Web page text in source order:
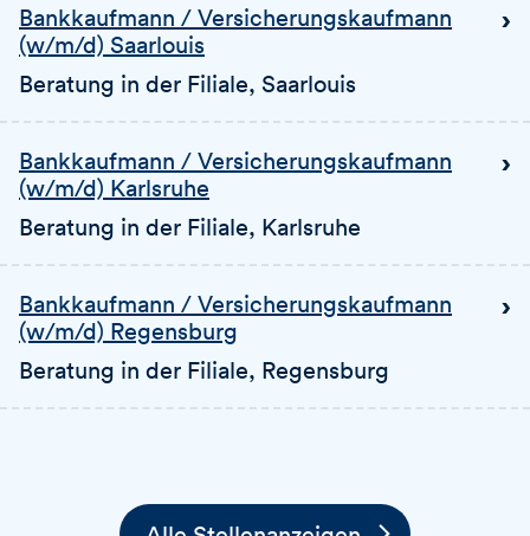
Bankkaufmann / Versicherungskaufmann
(w/m/d) Saarlouis
Beratung in der Filiale, Saarlouis
Bankkaufmann / Versicherungskaufmann
(w/m/d) Karlsruhe
Beratung in der Filiale, Karlsruhe
Bankkaufmann / Versicherungskaufmann
(w/m/d) Regensburg
Beratung in der Filiale, Regensburg